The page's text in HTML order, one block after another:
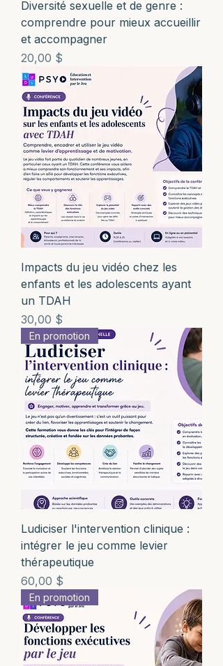
Diversité sexuelle et de genre :
comprendre pour mieux accueillir
et accompagner
Prix
20,00 $
Impacts du jeu vidéo chez les
enfants et les adolescents ayant
un TDAH
Prix
30,00 $
En promotion
Ludiciser l'intervention clinique :
intégrer le jeu comme levier
thérapeutique
Prix
60,00 $
En promotion